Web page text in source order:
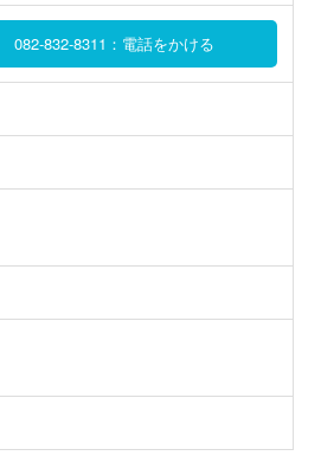
082-832-8311：電話をかける